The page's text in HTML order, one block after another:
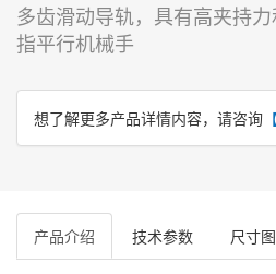
多齿滑动导轨，具有高夹持
指平行机械手
想了解更多产品详情内容，请咨询
产品介绍 技术参数 尺寸图